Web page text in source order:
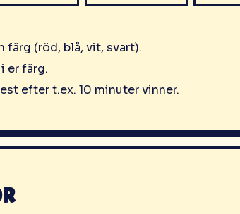
färg (röd, blå, vit, svart).
er färg.
efter t.ex. 10 minuter vinner.